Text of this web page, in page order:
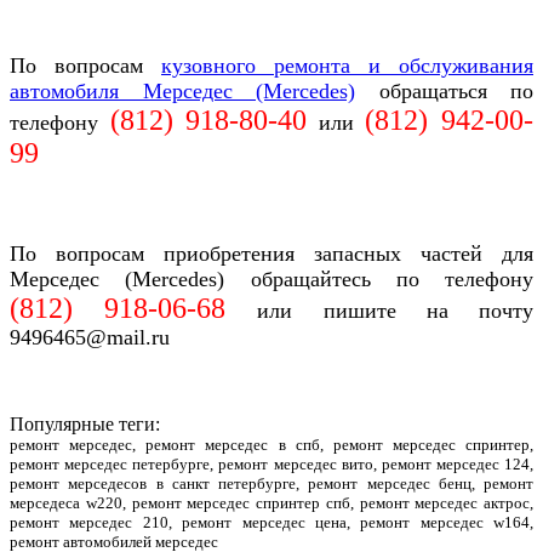
По вопросам кузовного ремонта и обслуживания
автомобиля Мерседес (Mercedes)
обращаться по
телефону (812) 918-80-40 или (812)942-00-
99
По вопросам приобретения запасных частей для
Мерседес (Mercedes) обращайтесь по телефону
(812)918-06-68или пишите на почту
9496465@mail.ru
Популярные теги:
ремонт мерседес, ремонт мерседес в спб, ремонт мерседес спринтер,
ремонт мерседес петербурге, ремонт мерседес вито, ремонт мерседес 124,
ремонт мерседесов в санкт петербурге, ремонт мерседес бенц, ремонт
мерседеса w220, ремонт мерседес спринтер спб, ремонт мерседес актрос,
ремонт мерседес 210, ремонт мерседес цена, ремонт мерседес w164,
ремонт автомобилей мерседес